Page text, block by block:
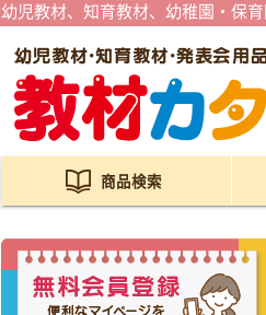
幼児教材、知育教材、幼稚園・保
商品検索